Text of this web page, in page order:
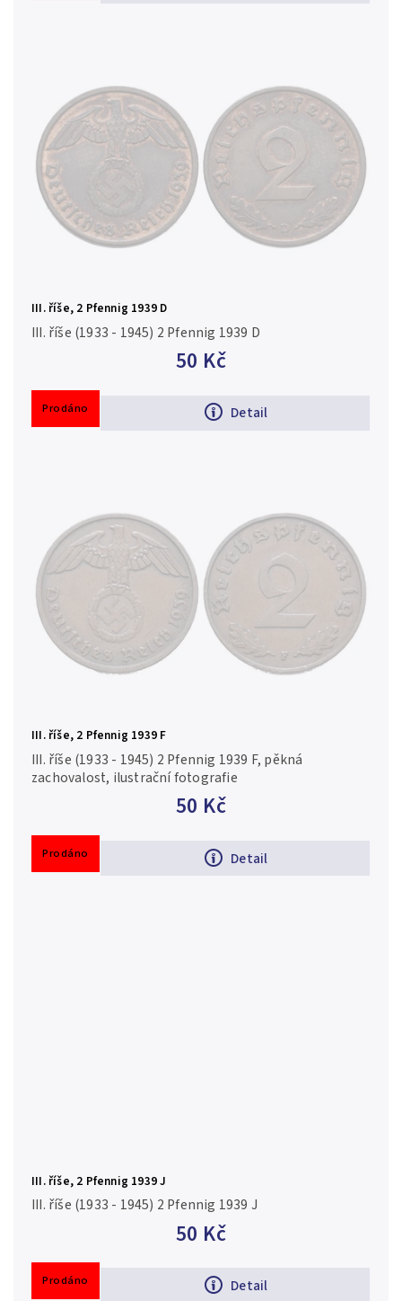
III. říše, 2 Pfennig 1939 D
50 Kč
Detail
III. říše (1933 - 1945) 2 Pfennig 1939 D
Prodáno
III. říše, 2 Pfennig 1939 F
50 Kč
Detail
III. říše (1933 - 1945) 2 Pfennig 1939 F, pěkná
zachovalost, ilustrační fotografie
Prodáno
III. říše, 2 Pfennig 1939 J
50 Kč
Detail
III. říše (1933 - 1945) 2 Pfennig 1939 J
Prodáno